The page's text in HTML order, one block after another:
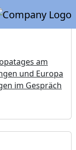
am
und Europa
im Gespräch